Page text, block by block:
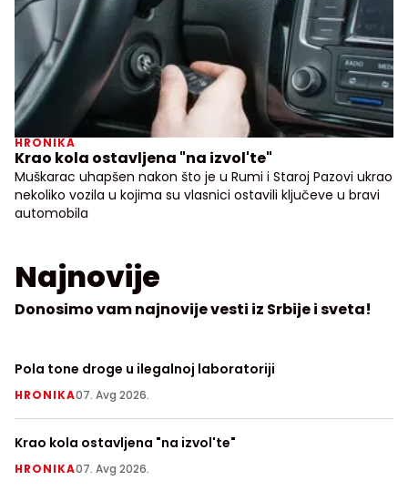
Najnovije
Donosimo vam najnovije vesti iz Srbije i sveta!
Pola tone droge u ilegalnoj laboratoriji
HRONIKA07. Avg 2026.
Krao kola ostavljena "na izvol'te"
HRONIKA07. Avg 2026.
HRONIKA
Krao kola ostavljena "na izvol'te"
Muškarac uhapšen nakon što je u Rumi i Staroj Pazovi ukrao
nekoliko vozila u kojima su vlasnici ostavili ključeve u bravi
automobila